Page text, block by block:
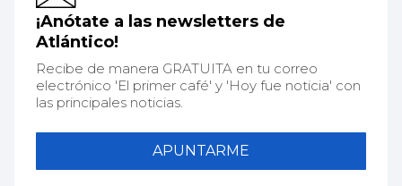
¡Anótate a las newsletters de
Atlántico!
Recibe de manera GRATUITA en tu correo
electrónico 'El primer café' y 'Hoy fue noticia' con
las principales noticias.
APUNTARME